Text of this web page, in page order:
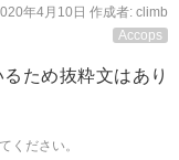
年4月10日 作成者: climb
Accops
ため抜粋文はあり
ください。